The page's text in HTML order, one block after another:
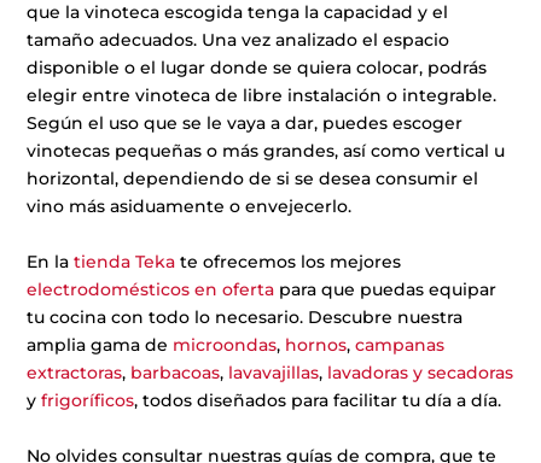
que la vinoteca escogida tenga la capacidad y el
tamaño adecuados. Una vez analizado el espacio
disponible o el lugar donde se quiera colocar, podrás
elegir entre vinoteca de libre instalación o integrable.
Según el uso que se le vaya a dar, puedes escoger
vinotecas pequeñas o más grandes, así como vertical u
horizontal, dependiendo de si se desea consumir el
vino más asiduamente o envejecerlo.
En latienda Teka te ofrecemos los mejores
electrodomésticos en oferta para que puedas equipar
tu cocina con todo lo necesario. Descubre nuestra
amplia gama de microondas, hornos,campanas
extractoras, barbacoas, lavavajillas, lavadoras y secadoras
yfrigoríficos, todos diseñados para facilitar tu día a día.
No olvides consultar nuestras guías de compra, que te